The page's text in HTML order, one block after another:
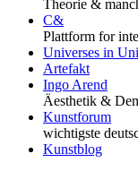
Theorie &
C&
Plattform for
Universes in
Artefakt
Ingo Arend
Äesthetik &
Kunstforum
wichtigste
Kunstblog